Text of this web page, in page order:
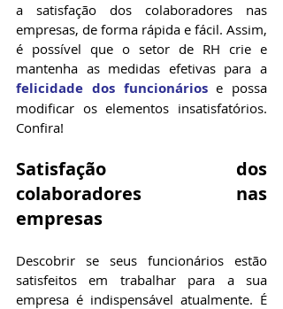
a satisfação dos colaboradores nas
empresas, de forma rápida e fácil. Assim,
é possível que o setor de RH crie e
felicidade dos funcionários e possa
modificar os elementos insatisfatórios.
Confira!
Satisfação dos
colaboradores nas
empresas
Descobrir se seus funcionários estão
satisfeitos em trabalhar para a sua
empresa é indispensável atualmente. É